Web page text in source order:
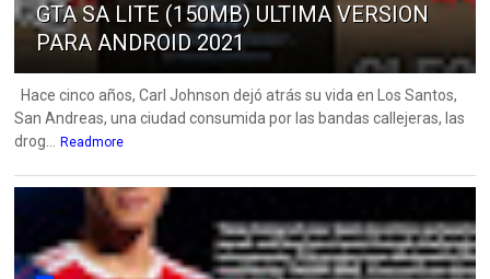
GTA SA LITE (150MB) ULTIMA VERSION
PARA ANDROID 2021
Hace cinco años, Carl Johnson dejó atrás su vida en Los Santos,
San Andreas, una ciudad consumida por las bandas callejeras, las
drog... Readmore